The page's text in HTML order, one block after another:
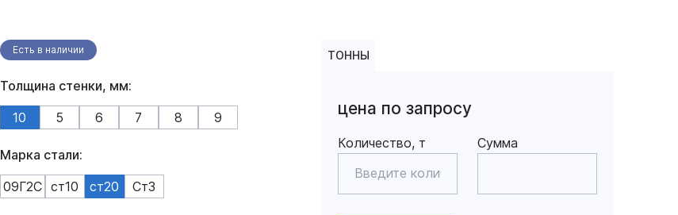
Есть в наличии
Толщина стенки, мм:
10
5 6 7 8 9
Марка стали:
09Г2С ст10 ст20 Ст3
ТОННЫ
цена по запросу
Количество, т Сумма